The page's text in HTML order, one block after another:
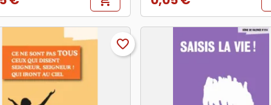
Prix
favorite_border